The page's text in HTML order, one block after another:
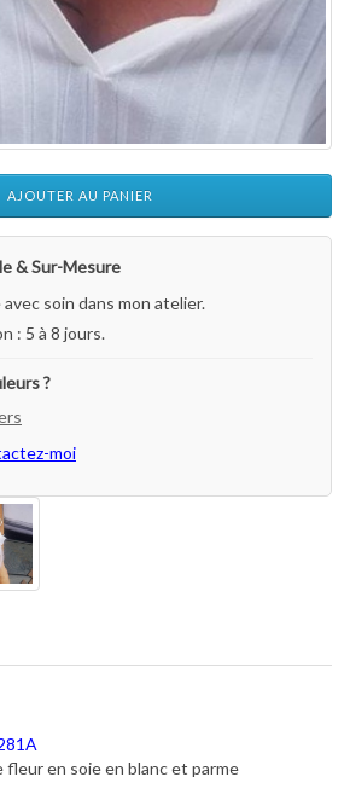
AJOUTER AU PANIER
& Sur-Mesure
soin dans mon atelier.
: 5 à 8 jours.
?
moi
fleur en soie en blanc et parme